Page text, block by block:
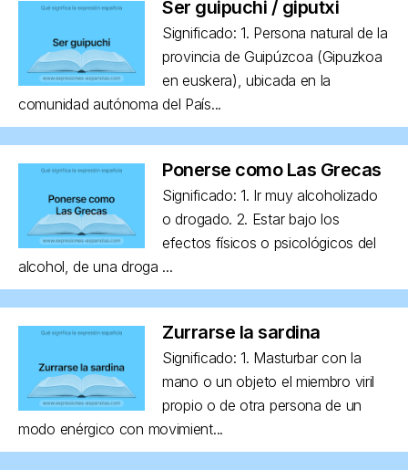
Ser guipuchi / giputxi
Significado: 1. Persona natural de la
provincia de Guipúzcoa (Gipuzkoa
en euskera), ubicada en la
comunidad autónoma del País...
Ponerse como Las Grecas
Significado: 1. Ir muy alcoholizado
o drogado. 2. Estar bajo los
efectos físicos o psicológicos del
alcohol, de una droga ...
Zurrarse la sardina
Significado: 1. Masturbar con la
mano o un objeto el miembro viril
propio o de otra persona de un
modo enérgico con movimient...